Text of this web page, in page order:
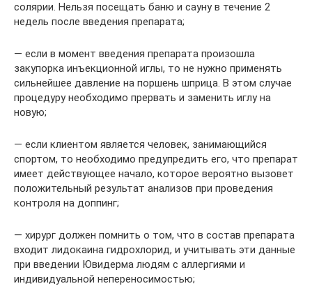
солярии. Нельзя посещать баню и сауну в течение 2
недель после введения препарата;
— если в момент введения препарата произошла
закупорка инъекционной иглы, то не нужно применять
сильнейшее давление на поршень шприца. В этом случае
процедуру необходимо прервать и заменить иглу на
новую;
— если клиентом является человек, занимающийся
спортом, то необходимо предупредить его, что препарат
имеет действующее начало, которое вероятно вызовет
положительный результат анализов при проведения
контроля на доппинг;
— хирург должен помнить о том, что в состав препарата
входит лидокаина гидрохлорид, и учитывать эти данные
при введении Ювидерма людям с аллергиями и
индивидуальной непереносимостью;